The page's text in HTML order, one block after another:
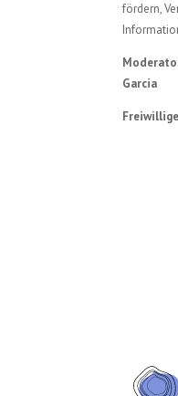
fördern,
Garcia